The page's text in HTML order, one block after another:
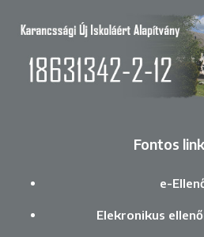
Fontos
e-
Elekronikus